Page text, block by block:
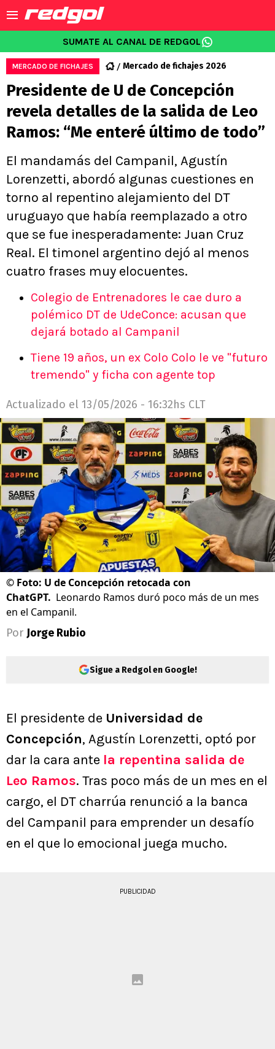
SUMATE AL CANAL DE REDGOL
MERCADO DE FICHAJES Mercado de fichajes 2026
Presidente de U de Concepción
revela detalles de la salida de Leo
Ramos: “Me enteré último de todo”
El mandamás del Campanil, Agustín
Lorenzetti, abordó algunas cuestiones en
torno al repentino alejamiento del DT
uruguayo que había reemplazado a otro
que se fue inesperadamente: Juan Cruz
Real. El timonel argentino dejó al menos
cuatro frases muy elocuentes.
Colegio de Entrenadores le cae duro a
polémico DT de UdeConce: acusan que
dejará botado al Campanil
Tiene 19 años, un ex Colo Colo le ve "futuro
tremendo" y ficha con agente top
Actualizado el 13/05/2026 - 16:32hs CLT
© Foto: U de Concepción retocada con
ChatGPT. Leonardo Ramos duró poco más de un mes
en el Campanil.
Por Jorge Rubio
Sigue a Redgol en Google!
El presidente de Universidad de
Concepción, Agustín Lorenzetti, optó por
dar la cara ante la repentina salida de
Leo Ramos. Tras poco más de un mes en el
cargo, el DT charrúa renunció a la banca
del Campanil para emprender un desafío
en el que lo emocional juega mucho.
PUBLICIDAD